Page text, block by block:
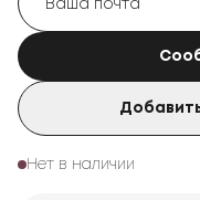
Нет в наличии